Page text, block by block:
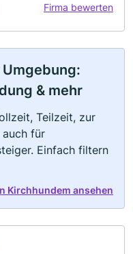
Firma bewerten
& mehr
Teilzeit, zur
für
Einfach filtern
Kirchhundem ansehen